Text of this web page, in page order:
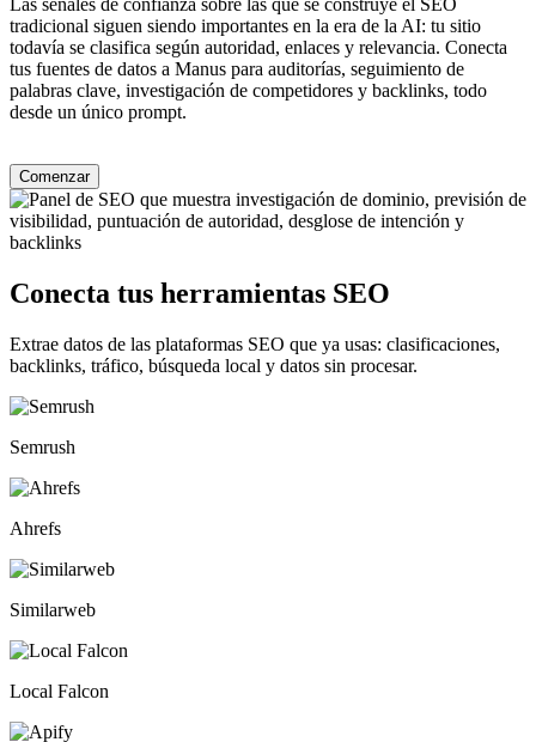
tradicional siguen siendo importantes en la era de la AI: tu sitio
todavía se clasifica según autoridad, enlaces y relevancia. Conecta
tus fuentes de datos a Manus para auditorías, seguimiento de
palabras clave, investigación de competidores y backlinks, todo
desde un único prompt.
Comenzar
Conecta tus herramientas SEO
Extrae datos de las plataformas SEO que ya usas: clasificaciones,
backlinks, tráfico, búsqueda local y datos sin procesar.
Semrush
Ahrefs
Similarweb
Local Falcon